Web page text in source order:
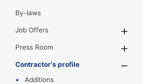
By-laws
Job Offers
Press Room
Contractor's profile
Additions